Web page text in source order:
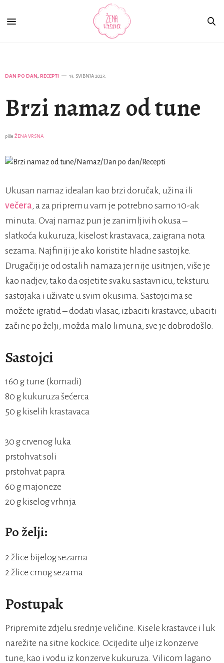
DAN PO DAN, RECEPTI 13. SVIBNJA 2023.
Brzi namaz od tune
piše ŽENA VRSNA
Ukusan namaz idealan kao brzi doručak, užina ili
večera, a za pripremu vam je potrebno samo 10-ak
minuta. Ovaj namaz pun je zanimljivih okusa –
slatkoća kukuruza, kiselost krastavaca, zaigrana nota
sezama. Najfiniji je ako koristite hladne sastojke.
Drugačiji je od ostalih namaza jer nije usitnjen, više je
kao nadjev, tako da osjetite svaku sastavnicu, teksturu
sastojaka i uživate u svim okusima. Sastojcima se
možete igratid – dodati vlasac, izbaciti krastavce, ubaciti
začine po želji, možda malo limuna, sve je dobrodošlo.
Sastojci
160 g tune (komadi)
80 g kukuruza šećerca
50 g kiselih krastavaca
30 g crvenog luka
prstohvat soli
prstohvat papra
60 g majoneze
20 g kiselog vrhnja
Po želji:
2 žlice bijelog sezama
2 žlice crnog sezama
Postupak
Pripremite zdjelu srednje veličine. Kisele krastavce i luk
narežite na sitne kockice. Ocijedite ulje iz konzerve
tune, kao i vodu iz konzerve kukuruza. Vilicom lagano